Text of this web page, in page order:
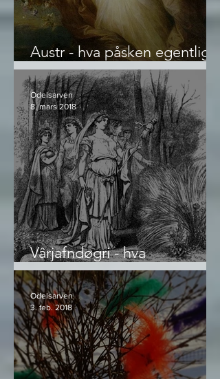
Austr - hva påsken egentlig
er
Vârjafndøgri - hva
Bendiksmesse og Jamvår
egentlig er
Odelsarven
8. mars 2018
Odelsarven
3. feb. 2018